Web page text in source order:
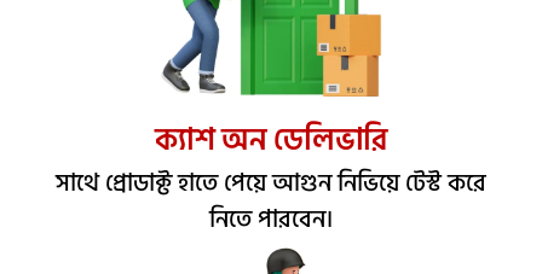
ক্যাশ অন ডেলিভারি
সাথে প্রোডাক্ট হাতে পেয়ে আগুন নিভিয়ে টেস্ট করে
নিতে পারবেন।